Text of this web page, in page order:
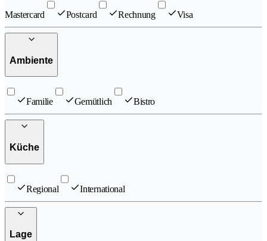
Mastercard Postcard Rechnung Visa
Ambiente
Familie Gemütlich Bistro
Küche
Regional International
Lage